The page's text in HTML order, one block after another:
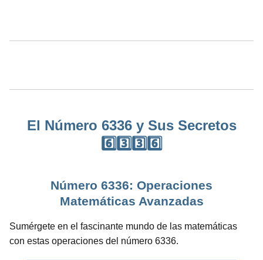
El Número 6336 y Sus Secretos
6️⃣3️⃣3️⃣6️⃣
Número 6336: Operaciones
Matemáticas Avanzadas
Sumérgete en el fascinante mundo de las matemáticas
con estas operaciones del número 6336.